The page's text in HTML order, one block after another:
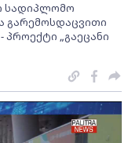
სადიპლომო
გარემოსდაცვითი
„გაეცანი